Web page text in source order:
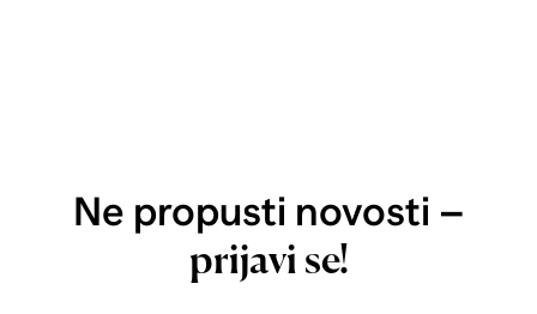
Ne propusti novosti –
prijavi se!